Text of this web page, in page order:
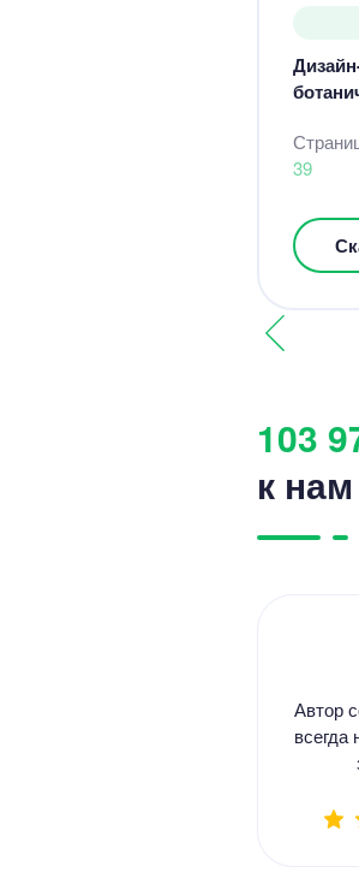
39
103
к
Автор
всегда